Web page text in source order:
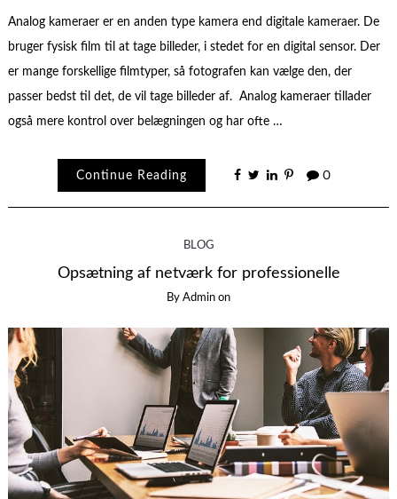
Analog kameraer er en anden type kamera end digitale kameraer. De
bruger fysisk film til at tage billeder, i stedet for en digital sensor. Der
er mange forskellige filmtyper, så fotografen kan vælge den, der
passer bedst til det, de vil tage billeder af. Analog kameraer tillader
også mere kontrol over belægningen og har ofte …
Continue Reading 0
BLOG
Opsætning af netværk for professionelle
By Admin on